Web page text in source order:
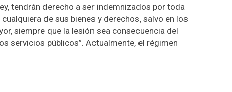
tendrán derecho a ser indemnizados por toda
de sus bienes y derechos, salvo en los
siempre que la lesión sea consecuencia del
servicios públicos”. Actualmente, el régimen